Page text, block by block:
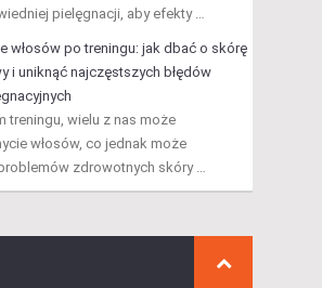
pielęgnacji, aby efekty …
włosów po treningu: jak dbać o skórę
i uniknąć najczęstszych błędów
treningu, wielu z nas może
włosów, co jednak może
zdrowotnych skóry …